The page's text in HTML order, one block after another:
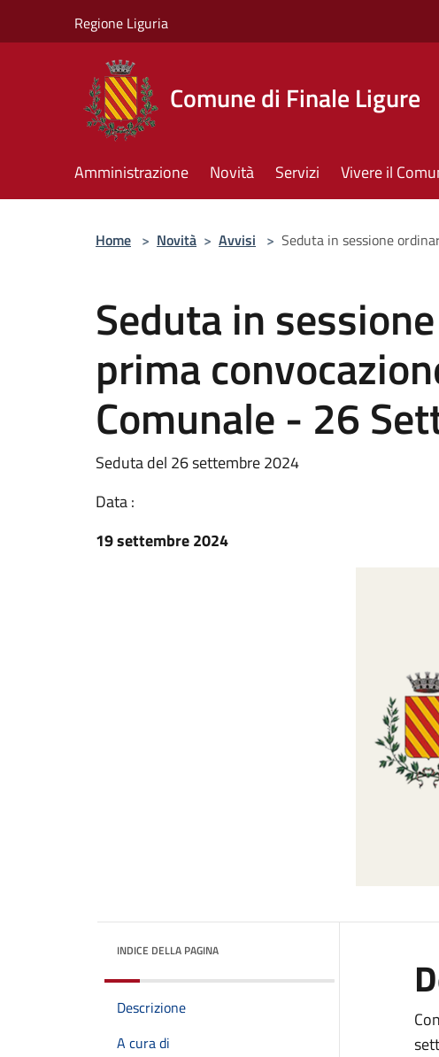
Regione Liguria
Comune di Finale Ligure
Amministrazione Novità Servizi Vivere il
Home > Novità > Avvisi > Seduta in sessione
Seduta in
prima
Comunale - 26
Seduta del 26 settembre 2024
Data :
19 settembre 2024
INDICE DELLA PAGINA
Descrizione
A cura di